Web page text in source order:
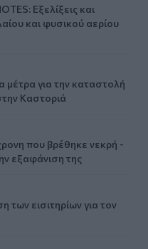
Εξελίξεις και
και φυσικού αερίου
μέτρα για την καταστολή
Καστοριά
που βρέθηκε νεκρή -
εξαφάνιση της
εισιτηρίων για τον